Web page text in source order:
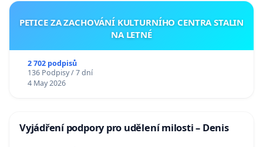
PETICE ZA ZACHOVÁNÍ KULTURNÍHO CENTRA STALIN
NA LETNÉ
2 702 podpisů
136 Podpisy / 7 dní
4 May 2026
Vyjádření podpory pro udělení milosti – Denis